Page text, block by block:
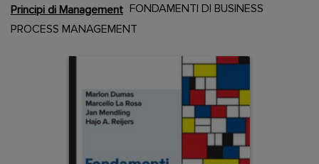
Principi di Management FONDAMENTI DI BUSINESS
PROCESS MANAGEMENT
Content Area
Content Area
Vai
alla
fine